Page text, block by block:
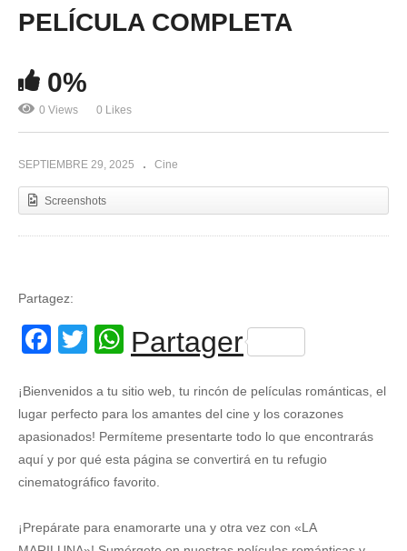
PELÍCULA COMPLETA
0%
0 Views 0 Likes
SEPTIEMBRE 29, 2025 Cine
Screenshots
Partagez:
Facebook
Twitter
WhatsApp
Partager
¡Bienvenidos a tu sitio web, tu rincón de películas románticas, el
lugar perfecto para los amantes del cine y los corazones
apasionados! Permíteme presentarte todo lo que encontrarás
aquí y por qué esta página se convertirá en tu refugio
cinematográfico favorito.
¡Prepárate para enamorarte una y otra vez con «LA